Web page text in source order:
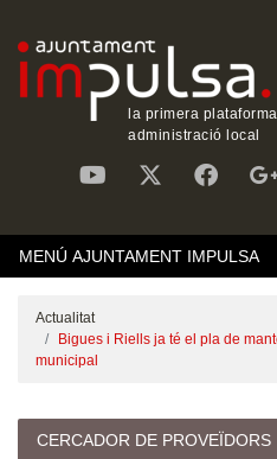
la primera
administració local
MENÚ AJUNTAMENT IMPULSA
Actualitat
Bigues i Riells ja té el pla de
municipal
CERCADOR DE PROVEÏDORS